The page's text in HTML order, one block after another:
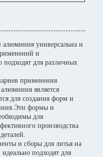
универсальна и
и
подходят для различных
применения
является
для создания форм и
формы и
для
производства
и сборы для литья на
подходят для